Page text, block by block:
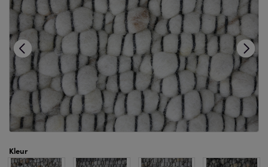
Kleur